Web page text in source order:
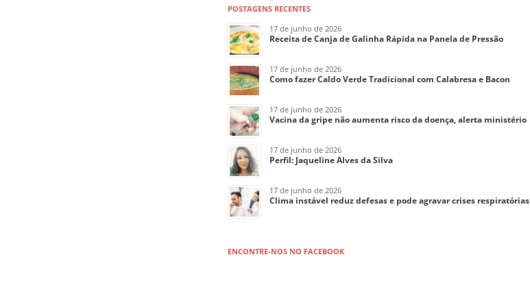
POSTAGENS RECENTES
17 de junho de 2026
Receita de Canja de Galinha Rápida na Panela de Pressão
17 de junho de 2026
Como fazer Caldo Verde Tradicional com Calabresa e Bacon
17 de junho de 2026
Vacina da gripe não aumenta risco da doença, alerta ministério
17 de junho de 2026
Perfil: Jaqueline Alves da Silva
17 de junho de 2026
Clima instável reduz defesas e pode agravar crises respiratórias
ENCONTRE-NOS NO FACEBOOK